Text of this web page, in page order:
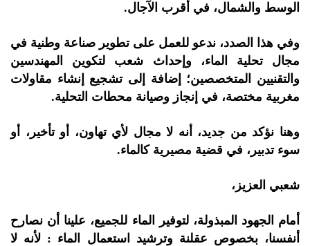
الوسط والشمال، في أقرب الآجال.
وفي هذا الصدد، ندعو للعمل على تطوير صناعة وطنية في
مجال تحلية الماء، وإحداث شعب لتكوين المهندسين
والتقنيين المتخصصين؛ إضافة إلى تشجيع إنشاء مقاولات
مغربية مختصة، في إنجاز وصيانة محطات التحلية.
وهنا نؤكد من جديد، أنه لا مجال لأي تهاون، أو تأخير، أو
سوء تدبير، في قضية مصيرية كالماء.
شعبي العزيز،
أمام الجهود المبذولة، لتوفير الماء للجميع، علينا أن نصارح
أنفسنا، بخصوص عقلنة وترشيد استعمال الماء : لأنه لا